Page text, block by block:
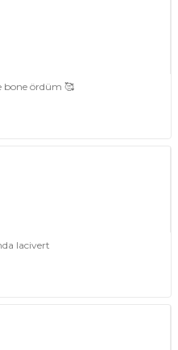
bone ördüm 🥰
lacivert